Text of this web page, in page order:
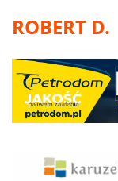
ROBERT D.